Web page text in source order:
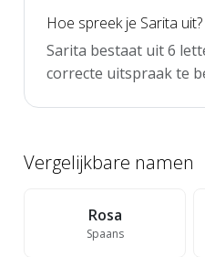
Hoe spreek je Sarita uit?
Sarita bestaat uit 6
correcte uitspraak te
Vergelijkbare namen
Rosa
Spaans